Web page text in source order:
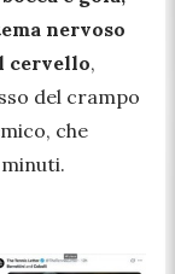
nervoso
cervello,
del crampo
che
minuti.